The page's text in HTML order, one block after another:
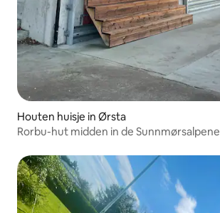
Houten huisje in Ørsta
Rorbu-hut midden in de Sunnmørsalpene